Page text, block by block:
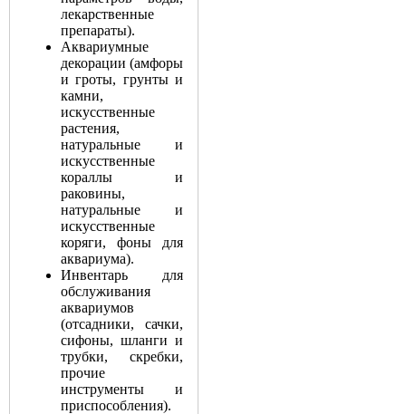
лекарственные
препараты).
Аквариумные
декорации (амфоры
и гроты, грунты и
камни,
искусственные
растения,
натуральные и
искусственные
кораллы и
раковины,
натуральные и
искусственные
коряги, фоны для
аквариума).
Инвентарь для
обслуживания
аквариумов
(отсадники, сачки,
сифоны, шланги и
трубки, скребки,
прочие
инструменты и
приспособления).